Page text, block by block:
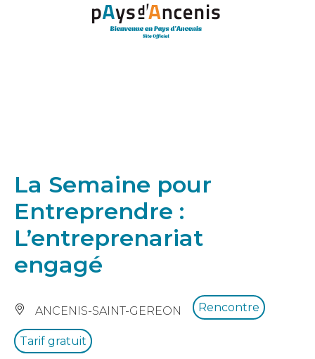
Panneau de gestion des cookies
La Semaine pour
Entreprendre :
L’entreprenariat
engagé
ANCENIS-SAINT-GEREON Rencontre
Tarif gratuit